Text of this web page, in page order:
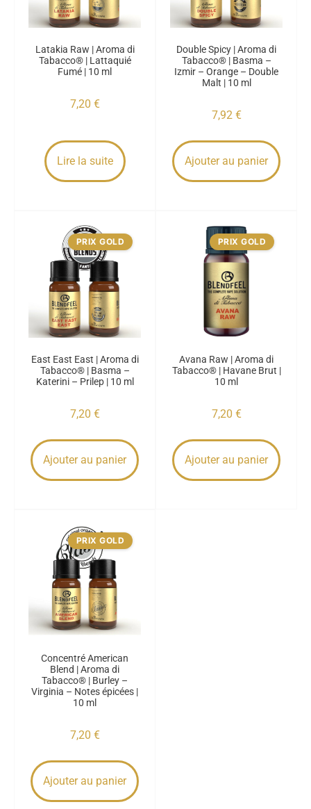
Latakia Raw | Aroma di
Tabacco® | Lattaquié
Fumé | 10 ml
7,20 €
Lire la suite
Double Spicy | Aroma di
Tabacco® | Basma –
Izmir – Orange – Double
Malt | 10 ml
7,92 €
Ajouter au panier
PRIX GOLD
East East East | Aroma di
Tabacco® | Basma –
Katerini – Prilep | 10 ml
7,20 €
Ajouter au panier
PRIX GOLD
Avana Raw | Aroma di
Tabacco® | Havane Brut |
10 ml
7,20 €
Ajouter au panier
PRIX GOLD
Concentré American
Blend | Aroma di
Tabacco® | Burley –
Virginia – Notes épicées |
10 ml
7,20 €
Ajouter au panier